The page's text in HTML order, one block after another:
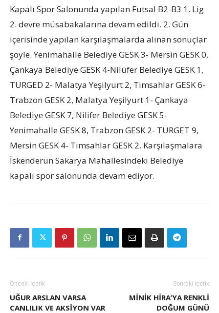
Kapalı Spor Salonunda yapılan Futsal B2-B3 1. Lig
2. devre müsabakalarına devam edildi. 2. Gün
içerisinde yapılan karşılaşmalarda alınan sonuçlar
şöyle. Yenimahalle Belediye GESK 3- Mersin GESK 0,
Çankaya Belediye GESK 4-Nilüfer Belediye GESK 1,
TURGED 2- Malatya Yeşilyurt 2, Timsahlar GESK 6-
Trabzon GESK 2, Malatya Yeşilyurt 1- Çankaya
Belediye GESK 7, Nilifer Belediye GESK 5-
Yenimahalle GESK 8, Trabzon GESK 2- TURGET 9,
Mersin GESK 4- Timsahlar GESK 2. Karşılaşmalara
İskenderun Sakarya Mahallesindeki Belediye
kapalı spor salonunda devam ediyor.
Önceki İçerik
UĞUR ARSLAN VARSA
CANLILIK VE AKSİYON VAR
Sonraki İçerik
MINIK HIRA’YA RENKLI
DOĞUM GÜNÜ